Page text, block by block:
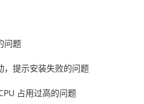
问题
，提示安装失败的问题
占用过高的问题